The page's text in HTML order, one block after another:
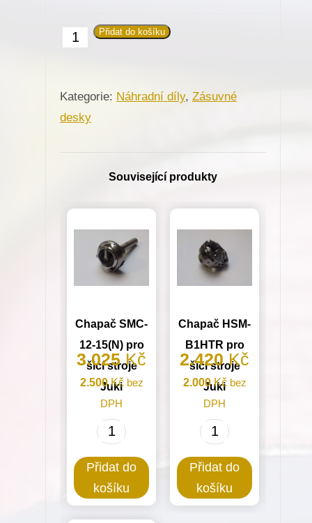
Zásuvná
(krátká)
pro
Přidat do košíku
Kategorie: Náhradní díly, Zásuvné
desky
Související produkty
Chapač SMC-
12-15(N) pro
šicí stroje
Juki
3.025Kč
2.500Kčbez
DPH
Chapač
12-
15(N)
Přidat do
košíku
Chapač HSM-
B1HTR pro
šicí stroje
Juki
2.420Kč
2.000Kčbez
DPH
Chapač
B1HTR
pro
Přidat do
košíku